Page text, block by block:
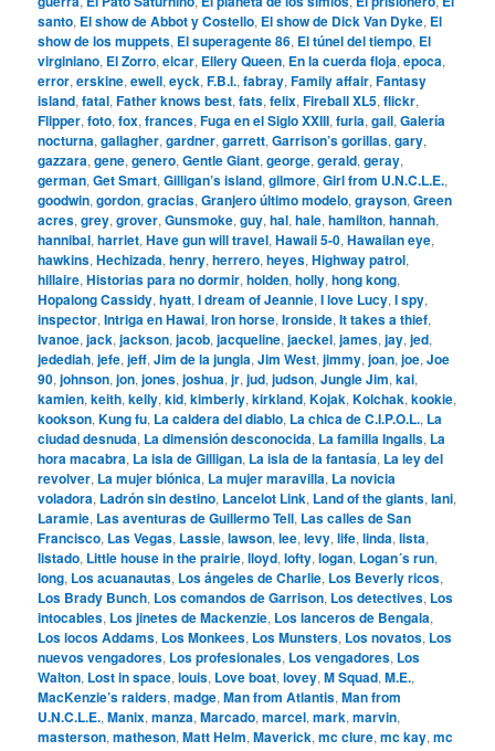
santo, El show de Abbot y Costello, El show de Dick Van Dyke, El
show de los muppets, El superagente 86, El túnel del tiempo, El
virginiano, El Zorro,elcar, Ellery Queen, En la cuerda floja,epoca,
error,erskine,ewell,eyck,F.B.I.,fabray,Family affair,Fantasy
island,fatal,Father knows best,fats,felix,Fireball XL5,flickr,
Flipper,foto,fox,frances,Fuga en el Siglo XXIII,furia,gail,Galería
nocturna,gallagher,gardner,garrett,Garrison’s gorillas,gary,
gazzara,gene,genero,Gentle Giant,george,gerald,geray,
german,Get Smart,Gilligan’s island,gilmore,Girl from U.N.C.L.E.,
goodwin,gordon,gracias,Granjero último modelo,grayson,Green
acres,grey,grover,Gunsmoke,guy,hal,hale,hamilton,hannah,
hannibal,harriet,Have gun will travel,Hawaii 5-0,Hawaiian eye,
hawkins,Hechizada,henry,herrero,heyes,Highway patrol,
hillaire,Historias para no dormir,holden,holly,hong kong,
Hopalong Cassidy,hyatt,I dream of Jeannie,I love Lucy,I spy,
inspector,Intriga en Hawai,Iron horse,Ironside,It takes a thief,
Ivanoe,jack,jackson,jacob,jacqueline,jaeckel,james,jay,jed,
jedediah,jefe,jeff,Jim de la jungla,Jim West,jimmy,joan,joe,Joe
90,johnson,jon,jones,joshua,jr,jud,judson,Jungle Jim,kai,
kamien,keith,kelly,kid,kimberly,kirkland,Kojak,Kolchak,kookie,
kookson,Kung fu, La caldera del diablo, La chica de C.I.P.O.L., La
ciudad desnuda, La dimensión desconocida, La familia Ingalls, La
hora macabra, La isla de Gilligan, La isla de la fantasía, La ley del
revolver, La mujer biónica, La mujer maravilla, La novicia
voladora, Ladrón sin destino, Lancelot Link, Land of the giants,lani,
Laramie, Las aventuras de Guillermo Tell, Las calles de San
Francisco, Las Vegas, Lassie,lawson,lee,levy,life,linda,lista,
listado, Little house in the prairie,lloyd,lofty,logan, Logan´s run,
long, Los acuanautas, Los ángeles de Charlie, Los Beverly ricos,
Los Brady Bunch, Los comandos de Garrison, Los detectives, Los
intocables, Los jinetes de Mackenzie, Los lanceros de Bengala,
Los locos Addams, Los Monkees, Los Munsters, Los novatos, Los
nuevos vengadores, Los profesionales, Los vengadores, Los
Walton, Lost in space,louis, Love boat,lovey,M Squad,M.E.,
MacKenzie’s raiders,madge,Man from Atlantis,Man from
U.N.C.L.E.,Manix,manza,Marcado,marcel,mark,marvin,
masterson,matheson,Matt Helm,Maverick,mc clure,mc kay,mc